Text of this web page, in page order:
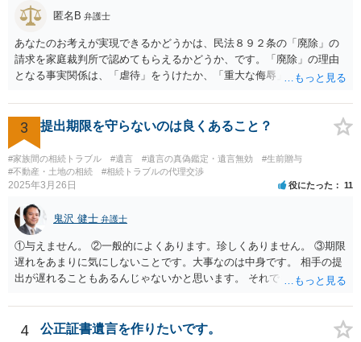
匿名B 弁護士
あなたのお考えが実現できるかどうかは、民法８９２条の「廃除」の
請求を家庭裁判所で認めてもらえるかどうか、です。「廃除」の理由
となる事実関係は、「虐待」をうけたか、「重大な侮辱」を受けた
「廃除」は遺言でも可能です（民法８９３条）。 弁護士に具体的な事
情を話して相談して、「廃除」が可能か、実際に法律相談を受けるこ
とをお勧めします。
3 提出期限を守らないのは良くあること？
#家族間の相続トラブル #遺言 #遺言の真偽鑑定・遺言無効
#生前贈与
#不動産・土地の相続
#相続トラブルの代理交渉
2025年3月26日 役にたった 11
鬼沢 健士 弁護士
①与えません。 ②一般的によくあります。珍しくありません。 ③期限
遅れをあまりに気にしないことです。大事なのは中身です。 相手の提
出が遅れることもあるんじゃないかと思います。 それでもあなた有利
4 公正証書遺言を作りたいです。